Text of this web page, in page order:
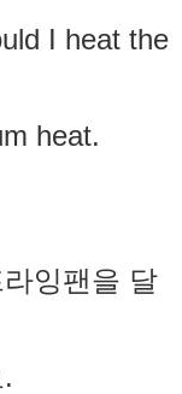
I heat the
heat.
잉팬을 달